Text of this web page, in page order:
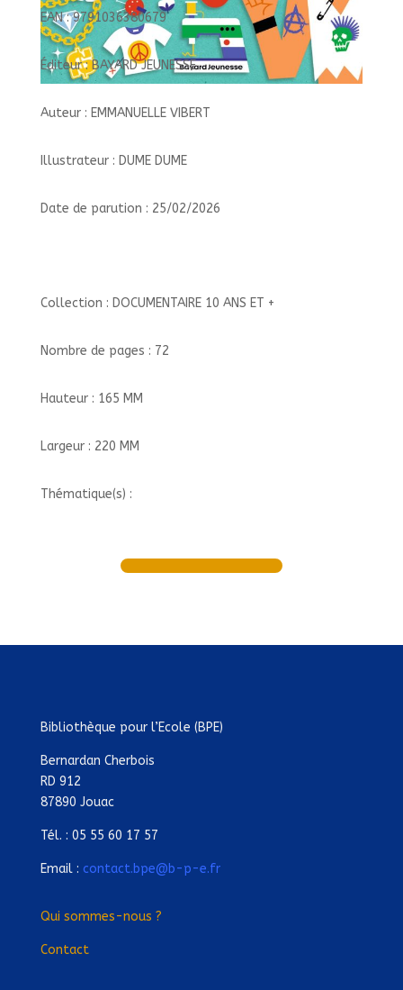
EAN : 9791036380679
Éditeur : BAYARD JEUNESSE
Auteur : EMMANUELLE VIBERT
Illustrateur : DUME DUME
Date de parution : 25/02/2026
Collection : DOCUMENTAIRE 10 ANS ET +
Nombre de pages : 72
Hauteur : 165 MM
Largeur : 220 MM
Thématique(s) :
Bibliothèque pour l’Ecole (BPE)
Bernardan Cherbois
RD 912
87890 Jouac
Tél. : 05 55 60 17 57
Email : contact.bpe@b-p-e.fr
Qui sommes-nous ?
Contact